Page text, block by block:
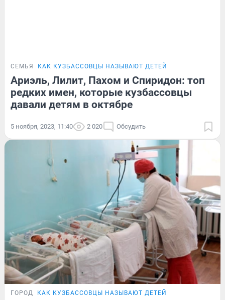
СЕМЬЯ КАК КУЗБАССОВЦЫ НАЗЫВАЮТ ДЕТЕЙ
Ариэль, Лилит, Пахом и Спиридон: топ
редких имен, которые кузбассовцы
давали детям в октябре
5 ноября, 2023, 11:40 2 020 Обсудить
ГОРОД КАК КУЗБАССОВЦЫ НАЗЫВАЮТ ДЕТЕЙ